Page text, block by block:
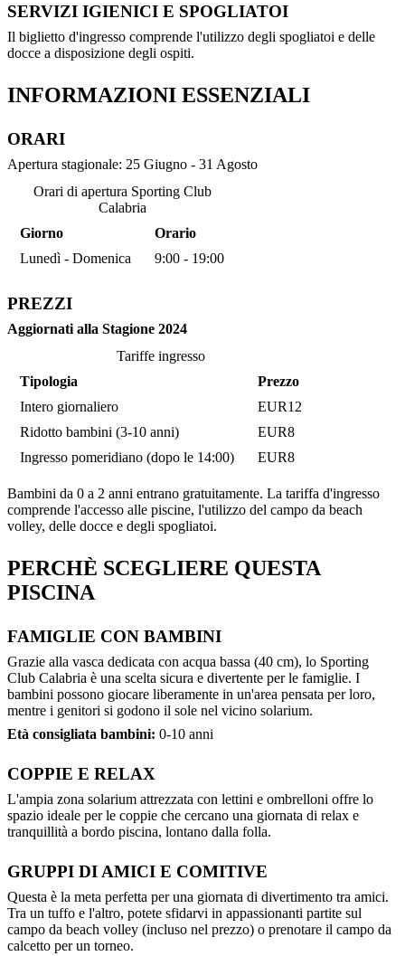
SERVIZI IGIENICI E SPOGLIATOI
Il biglietto d'ingresso comprende l'utilizzo degli spogliatoi e delle
docce a disposizione degli ospiti.
INFORMAZIONI ESSENZIALI
ORARI
Apertura stagionale: 25 Giugno - 31 Agosto
Orari di apertura Sporting Club
Calabria
Giorno
Orario
Lunedì - Domenica
9:00 - 19:00
PREZZI
Aggiornati alla Stagione 2024
Tariffe ingresso
Tipologia
Prezzo
Intero giornaliero
EUR12
Ridotto bambini (3-10 anni)
EUR8
Ingresso pomeridiano (dopo le 14:00)
EUR8
Bambini da 0 a 2 anni entrano gratuitamente. La tariffa d'ingresso
comprende l'accesso alle piscine, l'utilizzo del campo da beach
volley, delle docce e degli spogliatoi.
PERCHÈ SCEGLIERE QUESTA
PISCINA
FAMIGLIE CON BAMBINI
Grazie alla vasca dedicata con acqua bassa (40 cm), lo Sporting
Club Calabria è una scelta sicura e divertente per le famiglie. I
bambini possono giocare liberamente in un'area pensata per loro,
mentre i genitori si godono il sole nel vicino solarium.
Età consigliata bambini: 0-10 anni
COPPIE E RELAX
L'ampia zona solarium attrezzata con lettini e ombrelloni offre lo
spazio ideale per le coppie che cercano una giornata di relax e
tranquillità a bordo piscina, lontano dalla folla.
GRUPPI DI AMICI E COMITIVE
Questa è la meta perfetta per una giornata di divertimento tra amici.
Tra un tuffo e l'altro, potete sfidarvi in appassionanti partite sul
campo da beach volley (incluso nel prezzo) o prenotare il campo da
calcetto per un torneo.